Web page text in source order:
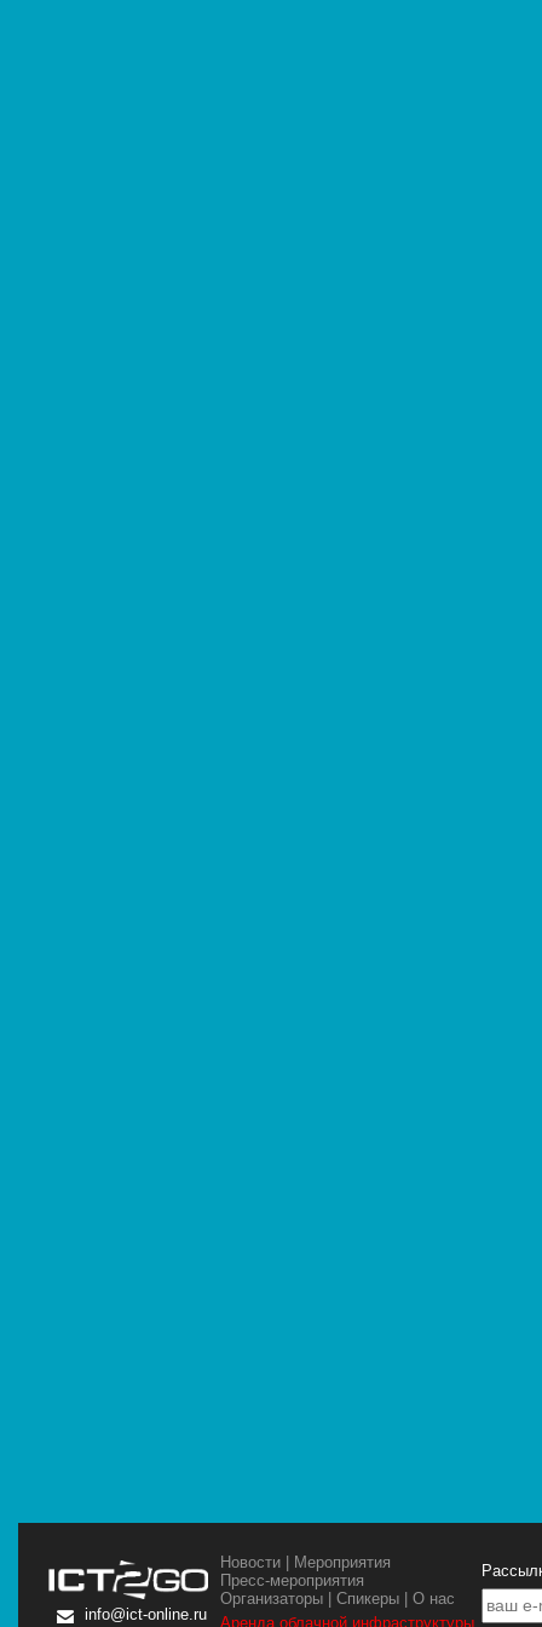
info@ict-online.ru
Новости | Мероприятия
Пресс-мероприятия
Организаторы |Спикеры |О нас
Аренда облачной инфраструктуры